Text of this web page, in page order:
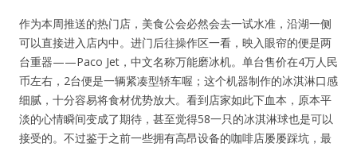
作为本周推送的热门店，美食公会必然会去一试水准，沿湖一侧
可以直接进入店内中。进门后往操作区一看，映入眼帘的便是两
台重器——Paco Jet，中文名称万能磨冰机。单台售价在4万人民
币左右，2台便是一辆紧凑型轿车喔；这个机器制作的冰淇淋口感
细腻，十分容易将食材优势放大。看到店家如此下血本，原本平
淡的心情瞬间变成了期待，甚至觉得58一只的冰淇淋球也是可以
接受的。不过鉴于之前一些拥有高昂设备的咖啡店屡屡踩坑，最